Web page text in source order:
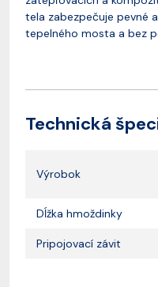
tela zabezpečuje pevné
tepelného mosta a bez
Technická
Výrobok
Dĺžka hmoždinky
Pripojovací závit